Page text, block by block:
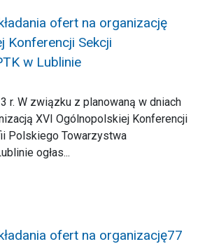
ofert na organizację
Konferencji Sekcji
w Lublinie
r. W związku z planowaną w dniach
XVI Ogólnopolskiej Konferencji
Polskiego Towarzystwa
ogłas...
ofert na organizację77